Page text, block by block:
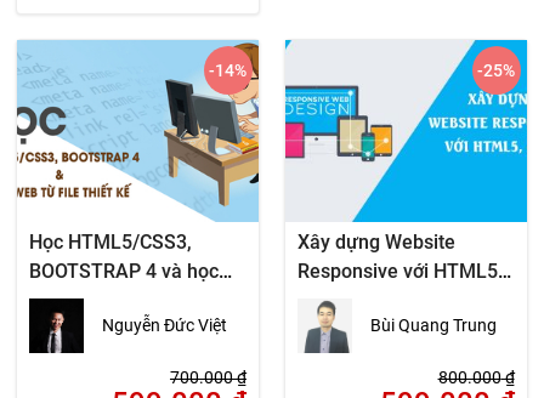
Học HTML5/CSS3,
BOOTSTRAP 4 và học
cắt Web từ file thiết kế
Nguyễn Đức Việt
700.000₫
-14%
Xây dựng Website
Responsive với HTML5,
CSS3
Bùi Quang Trung
800.000₫
-25%